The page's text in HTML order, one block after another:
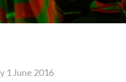
1 June 2016